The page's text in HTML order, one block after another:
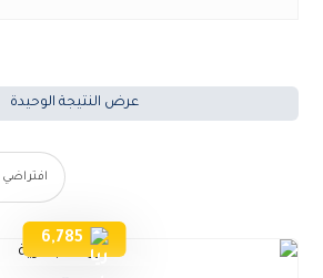
عرض النتيجة الوحيدة
6,785